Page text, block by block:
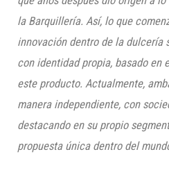
la Barquillería. Así, lo que
innovación dentro de la dulcería
con identidad propia, basado en
este producto. Actualmente,
manera independiente, con
destacando en su propio
propuesta única dentro del